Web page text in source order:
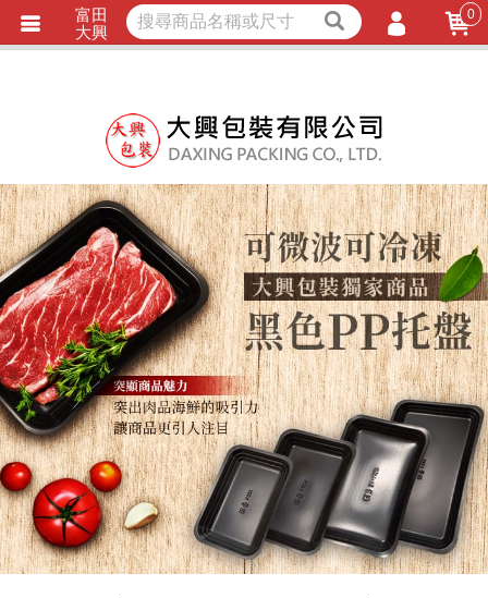
立即詢價 LINE詢問
富田
大興
0
會員註冊
忘記密碼
訂單查詢
TRACK LISTING追 / 蹤 / 清 / 單
匯款通知
獨家商品 耐熱內襯